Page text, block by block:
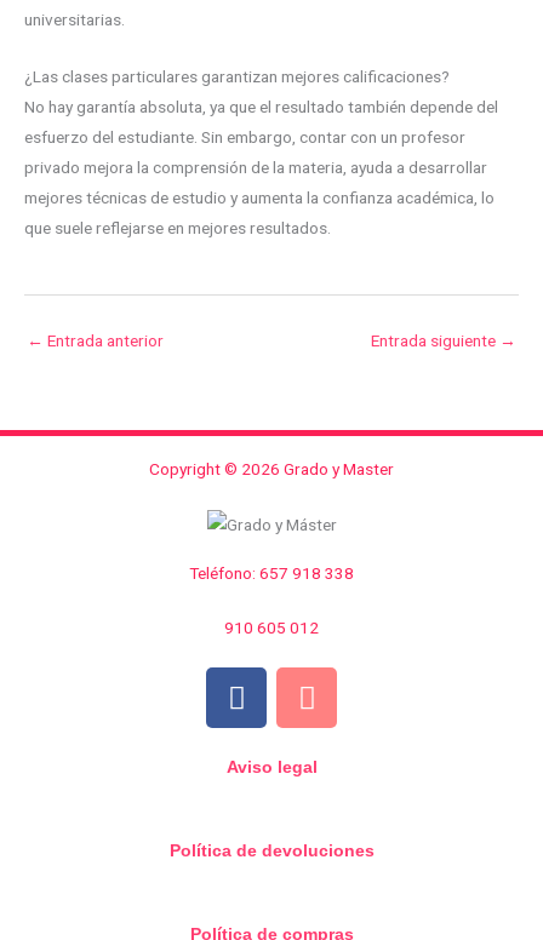
universitarias.
¿Las clases particulares garantizan mejores calificaciones?
No hay garantía absoluta, ya que el resultado también depende del
esfuerzo del estudiante. Sin embargo, contar con un profesor
privado mejora la comprensión de la materia, ayuda a desarrollar
mejores técnicas de estudio y aumenta la confianza académica, lo
que suele reflejarse en mejores resultados.
← Entrada anterior Entrada siguiente →
Copyright © 2026 Grado y Master
Teléfono: 657 918 338
910 605 012
F
a
e
o
I
n
t
r
m
Aviso legal
Política de devoluciones
Política de compras